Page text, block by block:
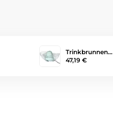
Trinkbrunnen…
47,19 €